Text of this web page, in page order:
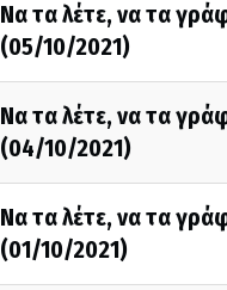
Να τα λέτε, να τα
(05/10/2021)
Να τα λέτε, να τα
(04/10/2021)
Να τα λέτε, να τα
(01/10/2021)